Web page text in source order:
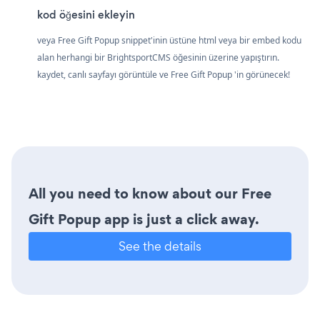
kod öğesini ekleyin
veya Free Gift Popup snippet'inin üstüne html veya bir embed kodu
alan herhangi bir BrightsportCMS öğesinin üzerine yapıştırın.
kaydet, canlı sayfayı görüntüle ve Free Gift Popup 'in görünecek!
All you need to know about our Free
Gift Popup app is just a click away.
See the details